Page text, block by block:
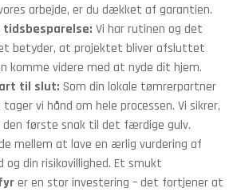
arbejde, er du dækket af garantien.
Vi har rutinen og det
betyder, at projektet bliver afsluttet
komme videre med at nyde dit hjem.
til slut: Som din lokale tømrerpartner
vi hånd om hele processen. Vi sikrer,
første snak til det færdige gulv.
mellem at lave en ærlig vurdering af
og din risikovillighed. Et smukt
er en stor investering – det fortjener at